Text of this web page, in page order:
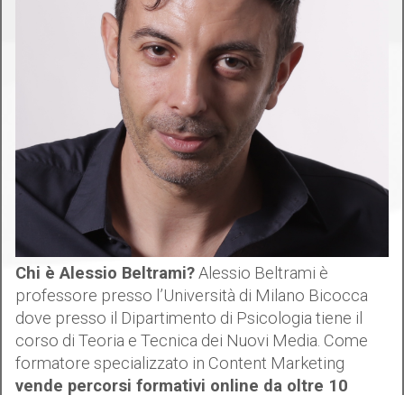
Chi è Alessio Beltrami?Alessio Beltrami è
professore presso l’Università di Milano Bicocca
dove presso il Dipartimento di Psicologia tiene il
corso di Teoria e Tecnica dei Nuovi Media. Come
formatore specializzato in Content Marketing
vende percorsi formativi online da oltre 10